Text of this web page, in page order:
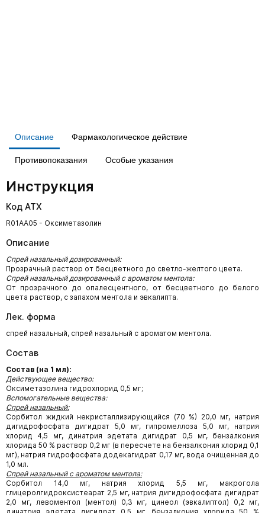
Описание Фармакологическое действие
Противопоказания Особые указания
Инструкция
Код АТХ
R01AA05 - Оксиметазолин
Описание
Спрей назальный дозированный:
Прозрачный раствор от бесцветного до светло-желтого цвета.
Спрей назальный дозированный с ароматом ментола:
От прозрачного до опалесцентного, от бесцветного до белого
цвета раствор, с запахом ментола и эвкалипта.
Лек. форма
спрей назальный, спрей назальный с ароматом ментола.
Состав
Состав (на 1 мл):
Действующее вещество:
Оксиметазолина гидрохлорид 0,5 мг;
Вспомогательные вещества:
Спрей назальный:
Сорбитол жидкий некристаллизирующийся (70 %) 20,0 мг, натрия
дигидрофосфата дигидрат 5,0 мг, гипромеллоза 5,0 мг, натрия
хлорид 4,5 мг, динатрия эдетата дигидрат 0,5 мг, бензалкония
хлорида 50 % раствор 0,2 мг (в пересчете на бензалкония хлорид 0,1
мг), натрия гидрофосфата додекагидрат 0,17 мг, вода очищенная до
1,0 мл.
Спрей назальный с ароматом ментола:
Сорбитол 14,0 мг, натрия хлорид 5,5 мг, макрогола
глицеролгидроксистеарат 2,5 мг, натрия дигидрофосфата дигидрат
2,0 мг, левоментол (ментол) 0,3 мг, цинеол (эвкалиптол) 0,2 мг,